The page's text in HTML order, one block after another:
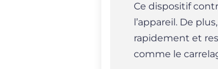
Ce dispositif
l’appareil. De
rapidement et
comme le